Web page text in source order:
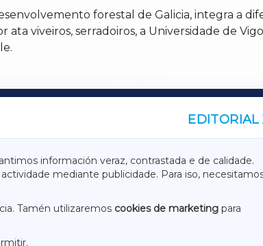
forestal de Galicia, integra a
viveiros, serradoiros, a Universidade de
EDITORIAL
información veraz, contrastada e de calidade.
mediante publicidade. Para iso,
Tamén utilizaremos cookies de marketing para
TERRACHAXA
ACORUÑAXA